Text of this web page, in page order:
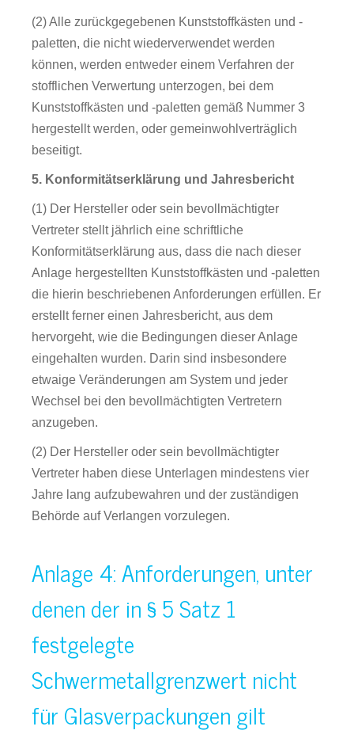
(2) Alle zurückgegebenen Kunststoffkästen und -
paletten, die nicht wiederverwendet werden
können, werden entweder einem Verfahren der
stofflichen Verwertung unterzogen, bei dem
Kunststoffkästen und -paletten gemäß Nummer 3
hergestellt werden, oder gemeinwohlverträglich
beseitigt.
5. Konformitätserklärung und Jahresbericht
(1) Der Hersteller oder sein bevollmächtigter
Vertreter stellt jährlich eine schriftliche
Konformitätserklärung aus, dass die nach dieser
Anlage hergestellten Kunststoffkästen und -paletten
die hierin beschriebenen Anforderungen erfüllen. Er
erstellt ferner einen Jahresbericht, aus dem
hervorgeht, wie die Bedingungen dieser Anlage
eingehalten wurden. Darin sind insbesondere
etwaige Veränderungen am System und jeder
Wechsel bei den bevollmächtigten Vertretern
anzugeben.
(2) Der Hersteller oder sein bevollmächtigter
Vertreter haben diese Unterlagen mindestens vier
Jahre lang aufzubewahren und der zuständigen
Behörde auf Verlangen vorzulegen.
Anlage 4: Anforderungen, unter
denen der in § 5 Satz 1
festgelegte
Schwermetallgrenzwert nicht
für Glasverpackungen gilt